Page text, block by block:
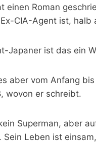
einen Roman
CIA-Agent ist,
Japaner ist das ein
aber vom Anfang
wovon er schreibt.
Superman, aber
Sein Leben ist